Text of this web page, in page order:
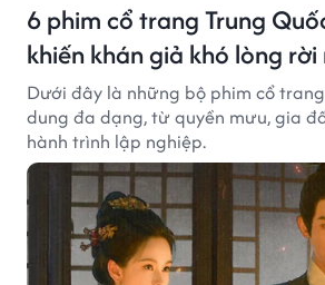
6 phim cổ trang Trung
khiến khán giả khó lòng
Dưới đây là những bộ phim cổ
dung đa dạng, từ quyền mưu, gia
hành trình lập nghiệp.